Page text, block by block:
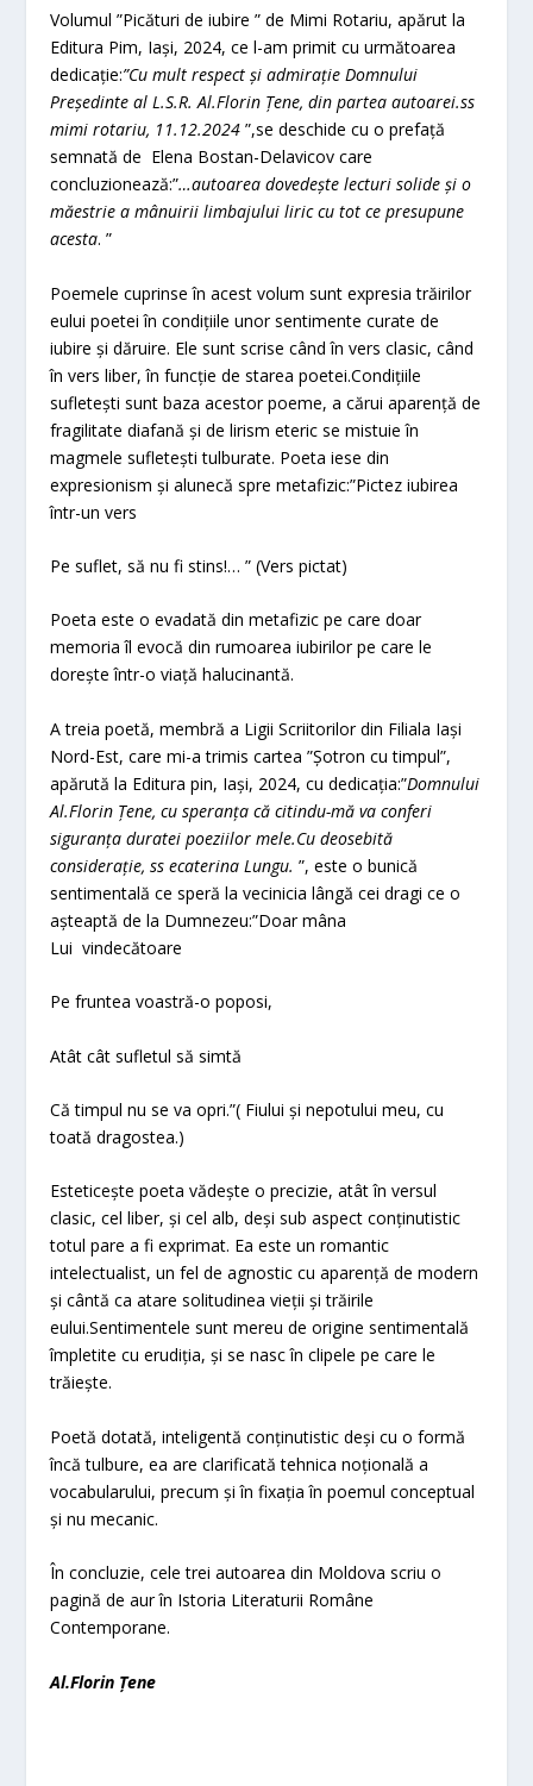
Volumul ”Picături de iubire ” de Mimi Rotariu, apărut la
Editura Pim, Iași, 2024, ce l-am primit cu următoarea
dedicație:”Cu mult respect și admirație Domnului
Președinte al L.S.R. Al.Florin Țene, din partea autoarei.ss
mimi rotariu, 11.12.2024 ”,se deschide cu o prefață
semnată de Elena Bostan-Delavicov care
concluzionează:”…autoarea dovedește lecturi solide și o
măestrie a mânuirii limbajului liric cu tot ce presupune
acesta. ”
Poemele cuprinse în acest volum sunt expresia trăirilor
eului poetei în condițiile unor sentimente curate de
iubire și dăruire. Ele sunt scrise când în vers clasic, când
în vers liber, în funcție de starea poetei.Condițiile
sufletești sunt baza acestor poeme, a cărui aparență de
fragilitate diafană și de lirism eteric se mistuie în
magmele sufletești tulburate. Poeta iese din
expresionism și alunecă spre metafizic:”Pictez iubirea
într-un vers
Pe suflet, să nu fi stins!… ” (Vers pictat)
Poeta este o evadată din metafizic pe care doar
memoria îl evocă din rumoarea iubirilor pe care le
dorește într-o viață halucinantă.
A treia poetă, membră a Ligii Scriitorilor din Filiala Iași
Nord-Est, care mi-a trimis cartea ”Șotron cu timpul”,
apărută la Editura pin, Iași, 2024, cu dedicația:”Domnului
Al.Florin Țene, cu speranța că citindu-mă va conferi
siguranța duratei poeziilor mele.Cu deosebită
considerație, ss ecaterina Lungu.”, este o bunică
sentimentală ce speră la vecinicia lângă cei dragi ce o
așteaptă de la Dumnezeu:”Doar mâna
Lui vindecătoare
Pe fruntea voastră-o poposi,
Atât cât sufletul să simtă
Că timpul nu se va opri.”( Fiului și nepotului meu, cu
toată dragostea.)
Esteticește poeta vădește o precizie, atât în versul
clasic, cel liber, și cel alb, deși sub aspect conținutistic
totul pare a fi exprimat. Ea este un romantic
intelectualist, un fel de agnostic cu aparență de modern
și cântă ca atare solitudinea vieții și trăirile
eului.Sentimentele sunt mereu de origine sentimentală
împletite cu erudiția, și se nasc în clipele pe care le
trăiește.
Poetă dotată, inteligentă conținutistic deși cu o formă
încă tulbure, ea are clarificată tehnica noțională a
vocabularului, precum și în fixația în poemul conceptual
și nu mecanic.
În concluzie, cele trei autoarea din Moldova scriu o
pagină de aur în Istoria Literaturii Române
Contemporane.
Al.Florin Țene